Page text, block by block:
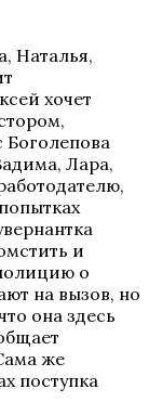
Наталья,
хочет
Боголепова
Лара,
и
о
на вызов, но
она здесь
же
поступка